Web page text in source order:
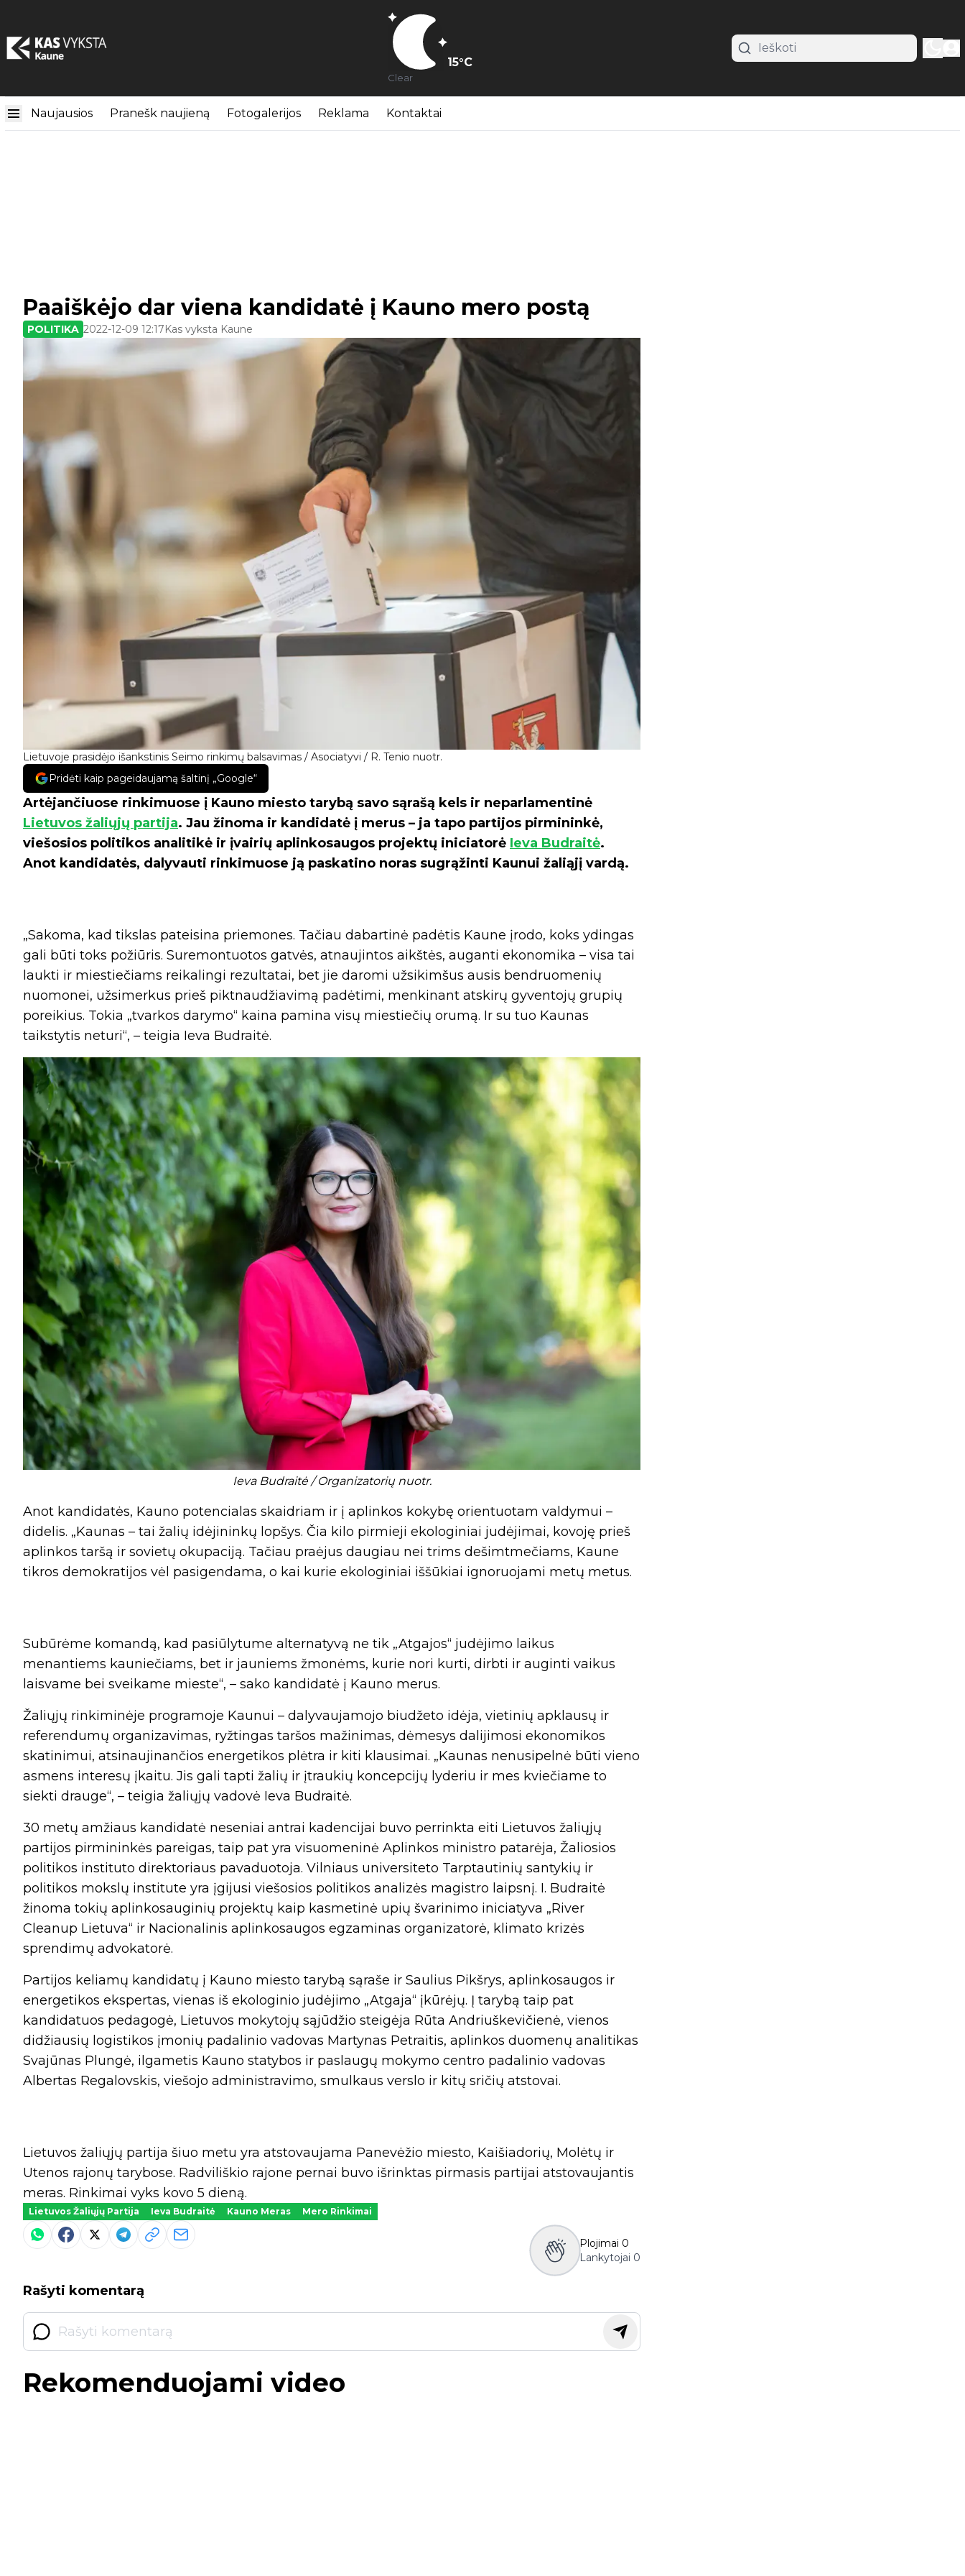
15°C
Clear
Naujausios Pranešk naujieną Fotogalerijos Reklama Kontaktai
Lietuvoje prasidėjo išankstinis Seimo rinkimų balsavimas / Asociatyvi / R. Tenio nuotr.
Paaiškėjo dar viena kandidatė į Kauno mero postą
POLITIKA 2022-12-09 12:17Kas vyksta Kaune
Pridėti kaip pageidaujamą šaltinį „Google“
Artėjančiuose rinkimuose į Kauno miesto tarybą savo sąrašą kels ir neparlamentinė
Lietuvos žaliųjų partija. Jau žinoma ir kandidatė į merus – ja tapo partijos pirmininkė,
viešosios politikos analitikė ir įvairių aplinkosaugos projektų iniciatorė Ieva Budraitė.
Anot kandidatės, dalyvauti rinkimuose ją paskatino noras sugrąžinti Kaunui žaliąjį vardą.
„Sakoma, kad tikslas pateisina priemones. Tačiau dabartinė padėtis Kaune įrodo, koks ydingas
gali būti toks požiūris. Suremontuotos gatvės, atnaujintos aikštės, auganti ekonomika – visa tai
laukti ir miestiečiams reikalingi rezultatai, bet jie daromi užsikimšus ausis bendruomenių
nuomonei, užsimerkus prieš piktnaudžiavimą padėtimi, menkinant atskirų gyventojų grupių
poreikius. Tokia „tvarkos darymo“ kaina pamina visų miestiečių orumą. Ir su tuo Kaunas
taikstytis neturi“, – teigia Ieva Budraitė.
Ieva Budraitė / Organizatorių nuotr.
Anot kandidatės, Kauno potencialas skaidriam ir į aplinkos kokybę orientuotam valdymui –
didelis. „Kaunas – tai žalių idėjininkų lopšys. Čia kilo pirmieji ekologiniai judėjimai, kovoję prieš
aplinkos taršą ir sovietų okupaciją. Tačiau praėjus daugiau nei trims dešimtmečiams, Kaune
tikros demokratijos vėl pasigendama, o kai kurie ekologiniai iššūkiai ignoruojami metų metus.
Subūrėme komandą, kad pasiūlytume alternatyvą ne tik „Atgajos“ judėjimo laikus
menantiems kauniečiams, bet ir jauniems žmonėms, kurie nori kurti, dirbti ir auginti vaikus
laisvame bei sveikame mieste“, – sako kandidatė į Kauno merus.
Žaliųjų rinkiminėje programoje Kaunui – dalyvaujamojo biudžeto idėja, vietinių apklausų ir
referendumų organizavimas, ryžtingas taršos mažinimas, dėmesys dalijimosi ekonomikos
skatinimui, atsinaujinančios energetikos plėtra ir kiti klausimai. „Kaunas nenusipelnė būti vieno
asmens interesų įkaitu. Jis gali tapti žalių ir įtraukių koncepcijų lyderiu ir mes kviečiame to
siekti drauge“, – teigia žaliųjų vadovė Ieva Budraitė.
30 metų amžiaus kandidatė neseniai antrai kadencijai buvo perrinkta eiti Lietuvos žaliųjų
partijos pirmininkės pareigas, taip pat yra visuomeninė Aplinkos ministro patarėja, Žaliosios
politikos instituto direktoriaus pavaduotoja. Vilniaus universiteto Tarptautinių santykių ir
politikos mokslų institute yra įgijusi viešosios politikos analizės magistro laipsnį. I. Budraitė
žinoma tokių aplinkosauginių projektų kaip kasmetinė upių švarinimo iniciatyva „River
Cleanup Lietuva“ ir Nacionalinis aplinkosaugos egzaminas organizatorė, klimato krizės
sprendimų advokatorė.
Partijos keliamų kandidatų į Kauno miesto tarybą sąraše ir Saulius Pikšrys, aplinkosaugos ir
energetikos ekspertas, vienas iš ekologinio judėjimo „Atgaja“ įkūrėjų. Į tarybą taip pat
kandidatuos pedagogė, Lietuvos mokytojų sąjūdžio steigėja Rūta Andriuškevičienė, vienos
didžiausių logistikos įmonių padalinio vadovas Martynas Petraitis, aplinkos duomenų analitikas
Svajūnas Plungė, ilgametis Kauno statybos ir paslaugų mokymo centro padalinio vadovas
Albertas Regalovskis, viešojo administravimo, smulkaus verslo ir kitų sričių atstovai.
Lietuvos žaliųjų partija šiuo metu yra atstovaujama Panevėžio miesto, Kaišiadorių, Molėtų ir
Utenos rajonų tarybose. Radviliškio rajone pernai buvo išrinktas pirmasis partijai atstovaujantis
meras. Rinkimai vyks kovo 5 dieną.
Lietuvos Žaliųjų Partija Ieva Budraitė Kauno Meras Mero Rinkimai
Plojimai 0
Lankytojai 0
Rašyti komentarą
Rekomenduojami video